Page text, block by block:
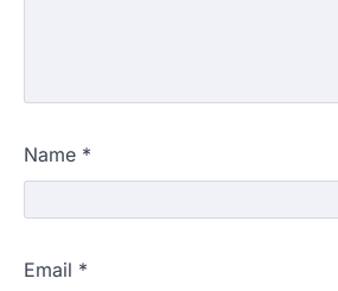
Name *
Email *